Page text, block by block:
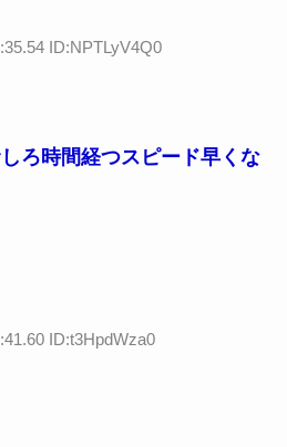
ID:NPTLyV4Q0
ろ時間経つスピード早くな
ID:t3HpdWza0